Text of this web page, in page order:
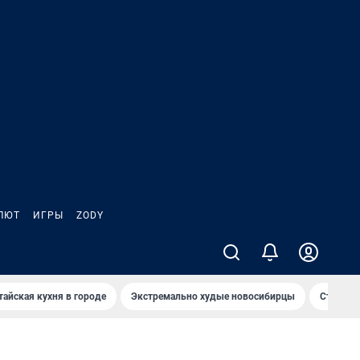
ИГРЫ ZODY
кухня в городе Экстремально худые новосибирцы Старт